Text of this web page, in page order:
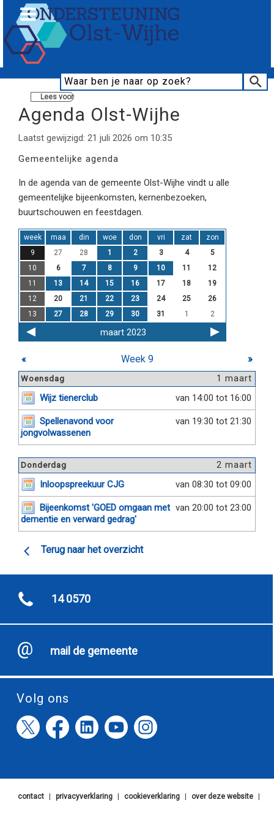
Lees voor
Agenda Olst-Wijhe
Laatst gewijzigd: 21 juli 2026 om 10:35
Gemeentelijke agenda
In de agenda van de gemeente Olst-Wijhe vindt u alle
gemeentelijke bijeenkomsten, kernenbezoeken,
buurtschouwen en feestdagen.
week maa din woe don vri zat
zon
9
27 28 1 2 3 4
5
10
6 7 8 9 10 11
12
11
13 14 15 16 17 18
19
12
20 21 22 23 24 25
26
13
27 28 29 30 31 1 2
maart 2023
« Week 9 »
1 maart
Woensdag
van 14:00 tot 16:00
Wijz tienerclub
van 19:30 tot 21:30
Spellenavond voor
jongvolwassenen
2 maart
Donderdag
van 08:30 tot 09:00
Inloopspreekuur CJG
van 20:00 tot 23:00
Bijeenkomst 'GOED omgaan met
dementie en verward gedrag'
Terug naar het overzicht
14 0570
mail de gemeente
Volg ons
contact privacyverklaring cookieverklaring over deze website